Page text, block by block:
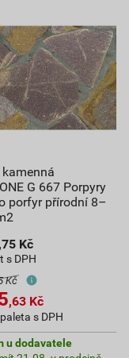
G 667 Porpyry
porfyr přírodní 8–
,75 Kč
s DPH
Kč
,63 Kč
s DPH
u dodavatele